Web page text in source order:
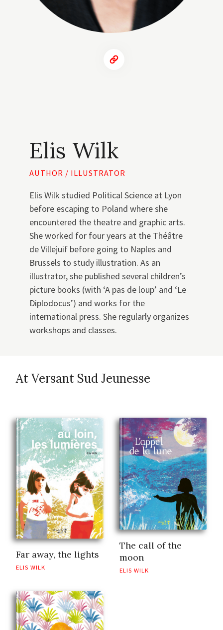
Elis Wilk
AUTHOR / ILLUSTRATOR
Elis Wilk studied Political Science at Lyon
before escaping to Poland where she
encountered the theatre and graphic arts.
She worked for four years at the Théâtre
de Villejuif before going to Naples and
Brussels to study illustration. As an
illustrator, she published several children’s
picture books (with ‘A pas de loup’ and ‘Le
Diplodocus’) and works for the
international press. She regularly organizes
workshops and classes.
At Versant Sud Jeunesse
Far away, the lights
ELIS WILK
The call of the
moon
ELIS WILK